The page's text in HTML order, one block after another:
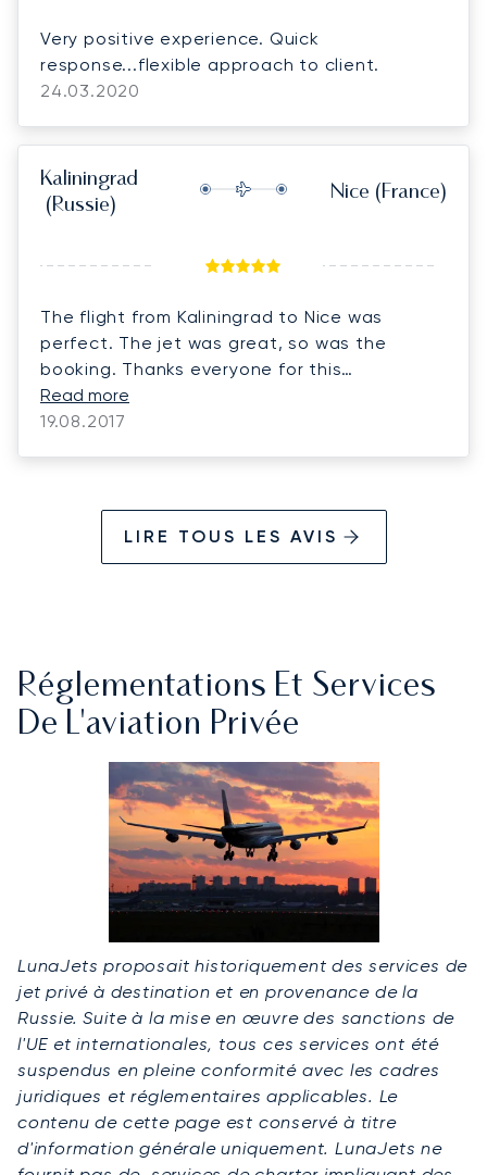
Very positive experience. Quick
response...flexible approach to client.
24.03.2020
Kaliningrad
(Russie)
Nice (France)
The flight from Kaliningrad to Nice was
perfect. The jet was great, so was the
booking. Thanks everyone for this
experience.
Read more
19.08.2017
LIRE TOUS LES AVIS
Réglementations Et Services
De L'aviation Privée
LunaJets proposait historiquement des services de
jet privé à destination et en provenance de la
Russie. Suite à la mise en œuvre des sanctions de
l'UE et internationales, tous ces services ont été
suspendus en pleine conformité avec les cadres
juridiques et réglementaires applicables. Le
contenu de cette page est conservé à titre
d'information générale uniquement. LunaJets ne